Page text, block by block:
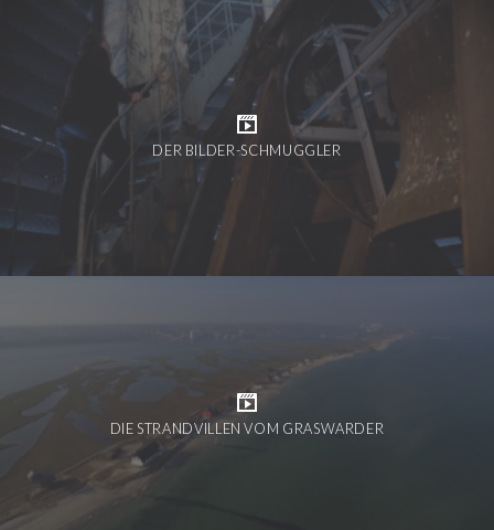
DER BILDER-SCHMUGGLER
DIE STRANDVILLEN VOM GRASWARDER